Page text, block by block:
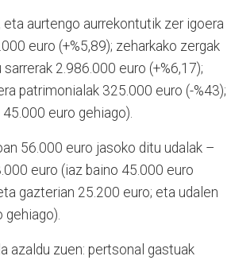
aurtengo aurrekontutik zer igoera
euro (+%5,89); zeharkako zergak
2.986.000 euro (+%6,17);
patrimonialak 325.000 euro (-%43);
euro gehiago).
56.000 euro jasoko ditu udalak –
euro (iaz baino 45.000 euro
gazterian 25.200 euro; eta udalen
azaldu zuen: pertsonal gastuak